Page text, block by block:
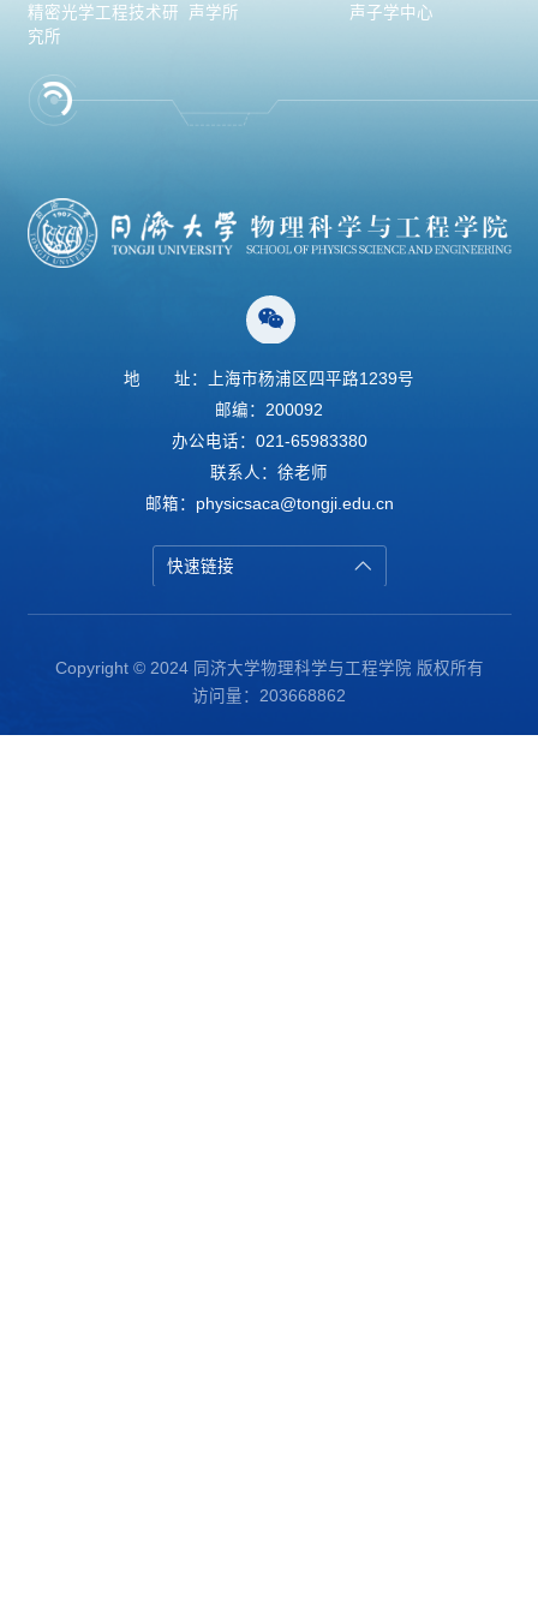
精密光学工程技术研
究所
声学所 声子学中心
地
址：上海市杨浦区四平路1239号
邮编：200092
办公电话：021-65983380
联系人：徐老师
邮箱：physicsaca@tongji.edu.cn
快速链接
Copyright © 2024 同济大学物理科学与工程学院 版权所有
访问量： 203668862